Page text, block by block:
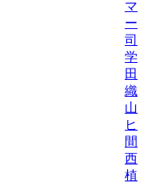
マ
ー
司/
学/
田
織/
山
ヒ
間
西
植